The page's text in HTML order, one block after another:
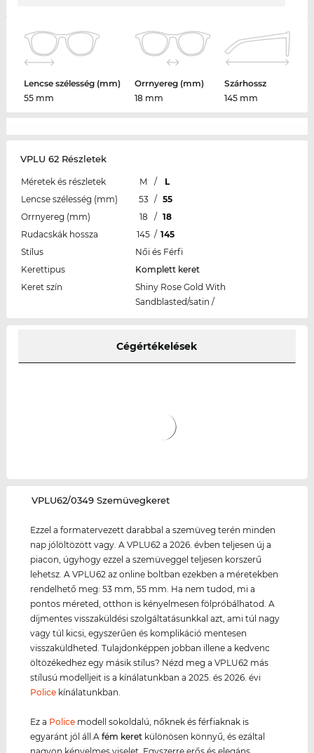
Lencse szélesség (mm)
55 mm
Orrnyereg (mm)
18 mm
Szárhossz
145 mm
VPLU 62 Részletek
Méretek és részletek M /
L
Lencse szélesség (mm)
53 / 55
Orrnyereg (mm)
18 / 18
Rudacskák hossza
145 / 145
Stílus
Női és Férfi
Kerettipus
Komplett keret
Keret szín
Shiny Rose Gold With
Sandblasted/satin /
Cégértékelések
‌VPLU62/0349 Szemüvegkeret
Ezzel a formatervezett darabbal a szemüveg terén minden
nap jólöltözött vagy. A VPLU62 a 2026. évben teljesen új a
piacon, úgyhogy ezzel a szemüveggel teljesen korszerű
lehetsz. A VPLU62 az online boltban ezekben a méretekben
rendelhető meg: 53 mm, 55 mm. Ha nem tudod, mi a
pontos méreted, otthon is kényelmesen fölpróbálhatod. A
díjmentes visszaküldési szolgáltatásunkkal azt, ami túl nagy
vagy túl kicsi, egyszerűen és komplikáció mentesen
visszaküldheted. Tulajdonképpen jobban illene a kedvenc
öltözékedhez egy másik stílus? Nézd meg a VPLU62 más
stílusú modelljeit is a kínálatunkban a 2025. és 2026. évi
Police kínálatunkban.
Ez a Police modell sokoldalú, nőknek és férfiaknak is
egyaránt jól áll.Afém keret különösen könnyű, és ezáltal